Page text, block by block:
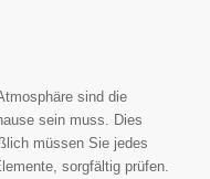
sind die
sein muss. Dies
müssen Sie jedes
sorgfältig prüfen.